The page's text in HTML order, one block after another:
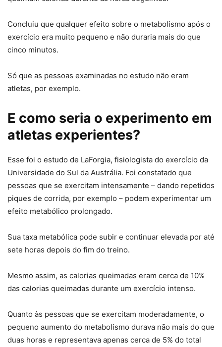
Concluiu que qualquer efeito sobre o metabolismo após o
exercício era muito pequeno e não duraria mais do que
cinco minutos.
Só que as pessoas examinadas no estudo não eram
atletas, por exemplo.
E como seria o experimento em
atletas experientes?
Esse foi o estudo de LaForgia, fisiologista do exercício da
Universidade do Sul da Austrália. Foi constatado que
pessoas que se exercitam intensamente – dando repetidos
piques de corrida, por exemplo – podem experimentar um
efeito metabólico prolongado.
Sua taxa metabólica pode subir e continuar elevada por até
sete horas depois do fim do treino.
Mesmo assim, as calorias queimadas eram cerca de 10%
das calorias queimadas durante um exercício intenso.
Quanto às pessoas que se exercitam moderadamente, o
pequeno aumento do metabolismo durava não mais do que
duas horas e representava apenas cerca de 5% do total